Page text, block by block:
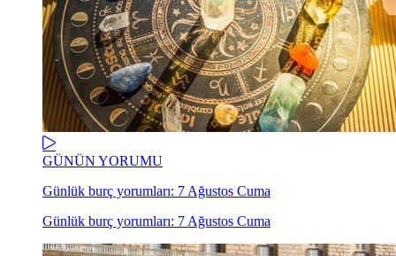
GÜNÜN YORUMU
Günlük burç yorumları: 7 Ağustos Cuma
Günlük burç yorumları: 7 Ağustos Cuma